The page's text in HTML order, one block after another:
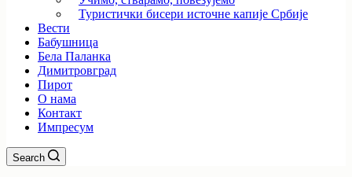
Туристички бисери источне капије Србије
Вести
Бабушница
Бела Паланка
Димитровград
Пирот
О нама
Контакт
Импресум
Search